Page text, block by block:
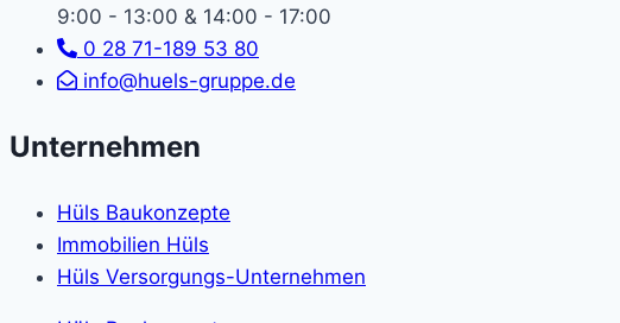
9:00 - 13:00 & 14:00 - 17:00
0 28 71-189 53 80
info@huels-gruppe.de
Unternehmen
Hüls Baukonzepte
Immobilien Hüls
Hüls Versorgungs-Unternehmen